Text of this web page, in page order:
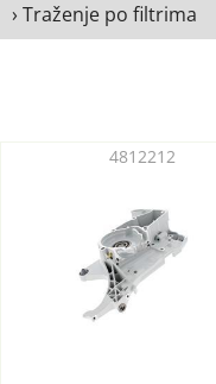
› Traženje po filtrima
4812212